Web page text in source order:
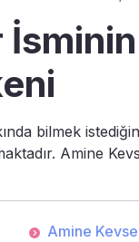
bilmek
Amine
Amine